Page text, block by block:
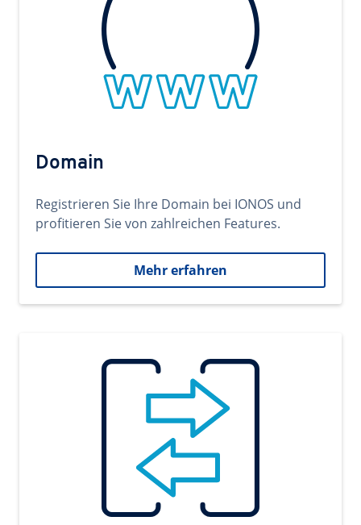
Domain
Registrieren Sie Ihre Domain bei IONOS und
profitieren Sie von zahlreichen Features.
Mehr erfahren